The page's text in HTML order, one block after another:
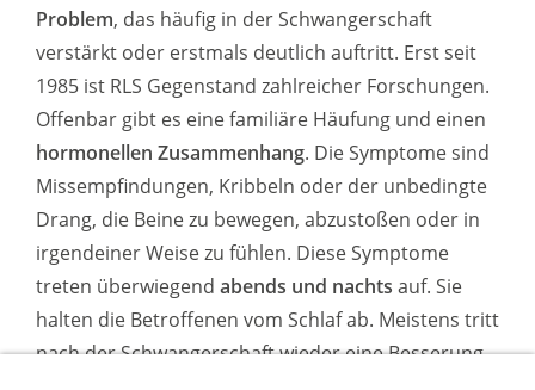
Problem, das häufig in der Schwangerschaft
verstärkt oder erstmals deutlich auftritt. Erst seit
1985 ist RLS Gegenstand zahlreicher Forschungen.
Offenbar gibt es eine familiäre Häufung und einen
hormonellen Zusammenhang. Die Symptome sind
Missempfindungen, Kribbeln oder der unbedingte
Drang, die Beine zu bewegen, abzustoßen oder in
irgendeiner Weise zu fühlen. Diese Symptome
treten überwiegend abends und nachts auf. Sie
halten die Betroffenen vom Schlaf ab. Meistens tritt
nach der Schwangerschaft wieder eine Besserung